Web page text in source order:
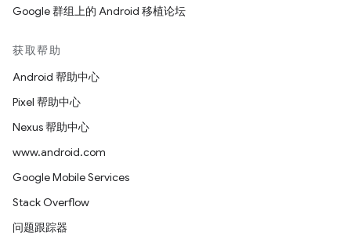
Google 群组上的 Android 移植论坛
获取帮助
Android 帮助中心
Pixel 帮助中心
Nexus 帮助中心
www.android.com
Google Mobile Services
Stack Overflow
问题跟踪器